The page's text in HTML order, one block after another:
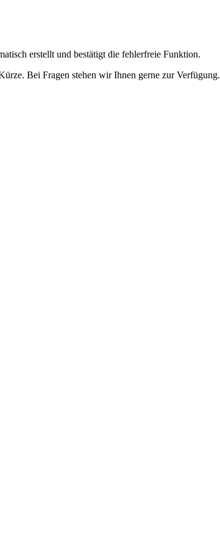
erstellt und bestätigt die fehlerfreie Funktion.
Bei Fragen stehen wir Ihnen gerne zur Verfügung.